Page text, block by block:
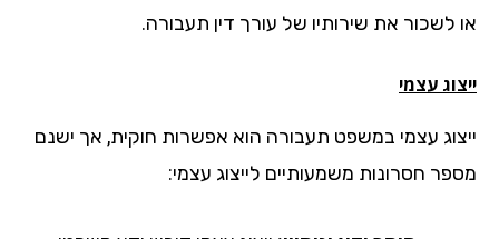
לשכור את שירותיו של עורך דין תעבורה.
עצמי
עצמי במשפט תעבורה הוא אפשרות חוקית, אך ישנם
חסרונות משמעותיים לייצוג עצמי: